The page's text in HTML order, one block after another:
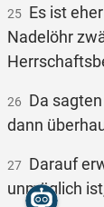
25 Es ist
Nadelöhr
26 Da
dann
27 Darauf
unmöglich